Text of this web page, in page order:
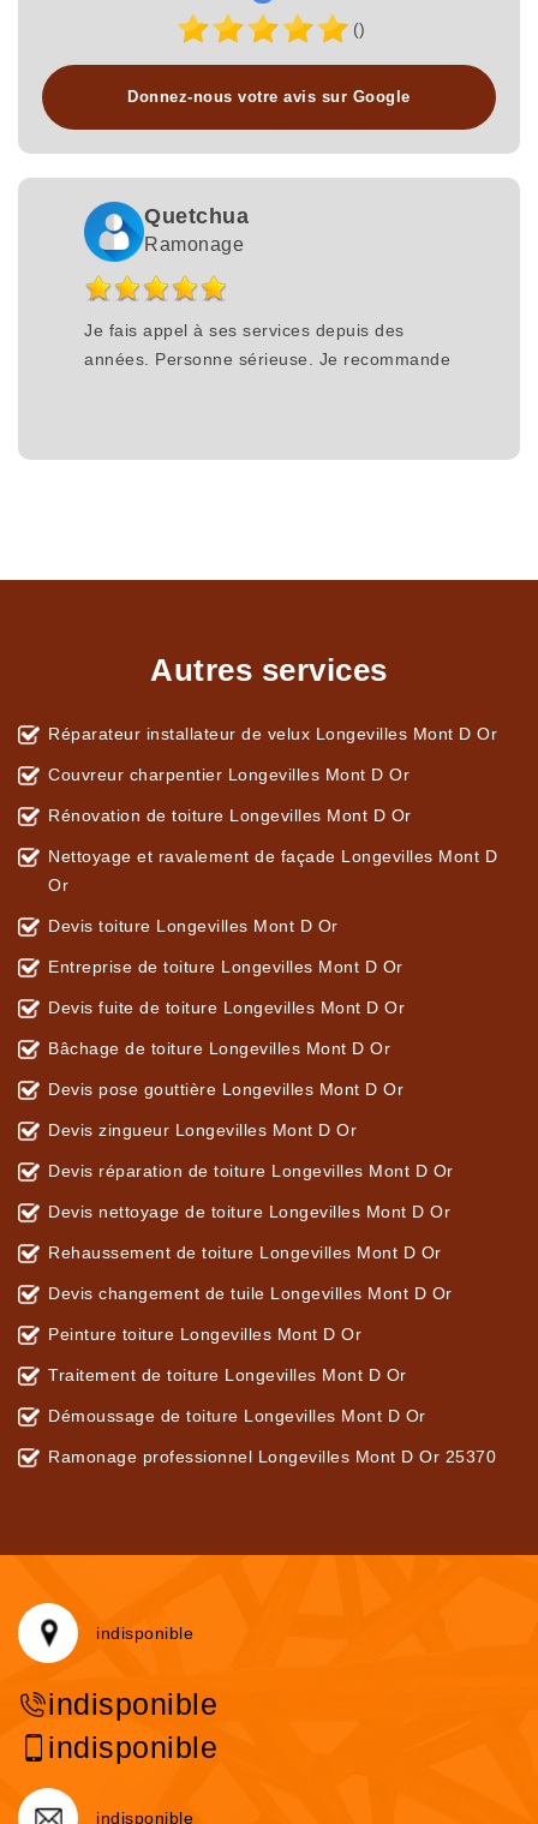
()
Donnez-nous votre avis sur Google
Quetchua
Ramonage
Je fais appel à ses services depuis des
années. Personne sérieuse. Je recommande
Autres services
Réparateur installateur de velux Longevilles Mont D Or
Couvreur charpentier Longevilles Mont D Or
Rénovation de toiture Longevilles Mont D Or
Nettoyage et ravalement de façade Longevilles Mont D
Or
Devis toiture Longevilles Mont D Or
Entreprise de toiture Longevilles Mont D Or
Devis fuite de toiture Longevilles Mont D Or
Bâchage de toiture Longevilles Mont D Or
Devis pose gouttière Longevilles Mont D Or
Devis zingueur Longevilles Mont D Or
Devis réparation de toiture Longevilles Mont D Or
Devis nettoyage de toiture Longevilles Mont D Or
Rehaussement de toiture Longevilles Mont D Or
Devis changement de tuile Longevilles Mont D Or
Peinture toiture Longevilles Mont D Or
Traitement de toiture Longevilles Mont D Or
Démoussage de toiture Longevilles Mont D Or
Ramonage professionnel Longevilles Mont D Or 25370
indisponible
indisponible
indisponible
indisponible